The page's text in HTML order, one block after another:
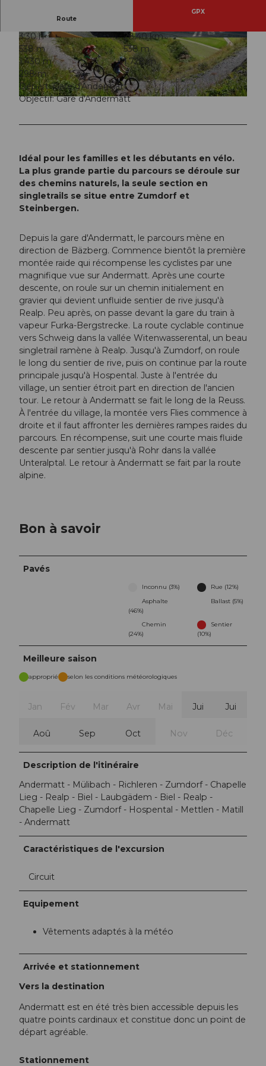
© Leo Püntener
© Ferienregion Andermatt
© Andermatt-Urserntal Tourismus GmbH, Ferie
nregion Andermatt
Route
GPX
3:30 h
28,40 km
538 m
538 m
1.430 m
1.728 m
298 m
Départ: Gare d'Andermatt
Objectif: Gare d'Andermatt
Idéal pour les familles et les débutants en vélo.
La plus grande partie du parcours se déroule sur
des chemins naturels, la seule section en
singletrails se situe entre Zumdorf et
Steinbergen.
Depuis la gare d'Andermatt, le parcours mène en
direction de Bäzberg. Commence bientôt la première
montée raide qui récompense les cyclistes par une
magnifique vue sur Andermatt. Après une courte
descente, on roule sur un chemin initialement en
gravier qui devient unfluide sentier de rive jusqu'à
Realp. Peu après, on passe devant la gare du train à
vapeur Furka-Bergstrecke. La route cyclable continue
vers Schweig dans la vallée Witenwasserental, un beau
singletrail ramène à Realp. Jusqu'à Zumdorf, on roule
le long du sentier de rive, puis on continue par la route
principale jusqu'à Hospental. Juste à l'entrée du
village, un sentier étroit part en direction de l'ancien
tour. Le retour à Andermatt se fait le long de la Reuss.
À l'entrée du village, la montée vers Flies commence à
droite et il faut affronter les dernières rampes raides du
parcours. En récompense, suit une courte mais fluide
descente par sentier jusqu'à Rohr dans la vallée
Unteralptal. Le retour à Andermatt se fait par la route
alpine.
Bon à savoir
Pavés
Inconnu (3%)
Rue (12%)
Asphalte
(46%)
Ballast (5%)
Chemin
(24%)
Sentier
(10%)
Meilleure saison
approprié selon les conditions météorologiques
Jan Fév Mar Avr Mai Jui Jui
Aoû Sep Oct Nov Déc
Description de l'itinéraire
Andermatt - Mülibach - Richleren - Zumdorf - Chapelle
Lieg - Realp - Biel - Laubgädem - Biel - Realp -
Chapelle Lieg - Zumdorf - Hospental - Mettlen - Matill
- Andermatt
Caractéristiques de l'excursion
Circuit
Equipement
Vêtements adaptés à la météo
Arrivée et stationnement
Vers la destination
Andermatt est en été très bien accessible depuis les
quatre points cardinaux et constitue donc un point de
départ agréable.
Stationnement